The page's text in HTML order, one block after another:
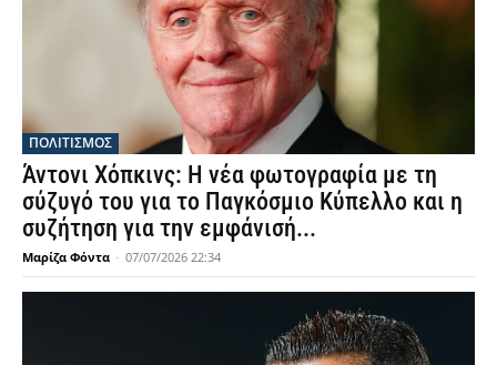
ΠΟΛΙΤΙΣΜΟΣ
Άντονι Χόπκινς: Η νέα φωτογραφία με τη
σύζυγό του για το Παγκόσμιο Κύπελλο και η
συζήτηση για την εμφάνισή...
Μαρίζα Φόντα - 07/07/2026 22:34